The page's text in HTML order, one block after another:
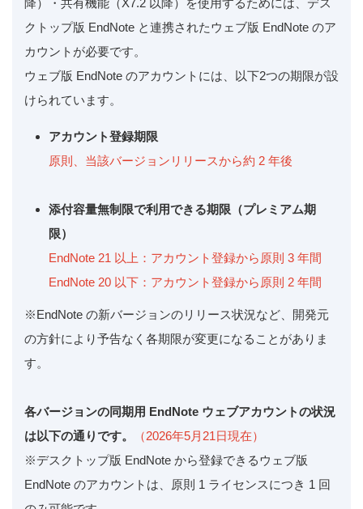
クトップ版 EndNote と連携されたウェブ版 EndNote のア
カウントが必要です。
ウェブ版 EndNote のアカウントには、以下2つの期限が設
けられています。
アカウント登録期限
原則、当該バージョンリリースから約 2 年後
添付容量無制限で利用できる期限（プレミアム期
限）
EndNote 21 以上：アカウント登録から原則 3 年間
EndNote 20 以下：アカウント登録から原則 2 年間
※EndNote の新バージョンのリリース状況など、開発元
の方針により予告なく各期限が変更になることがありま
す。
各バージョンの同期用 EndNote ウェブアカウントの状況
は以下の通りです。
（2026年5月21日現在）
※デスクトップ版 EndNote から登録できるウェブ版
EndNote のアカウントは、原則 1 ライセンスにつき 1 回